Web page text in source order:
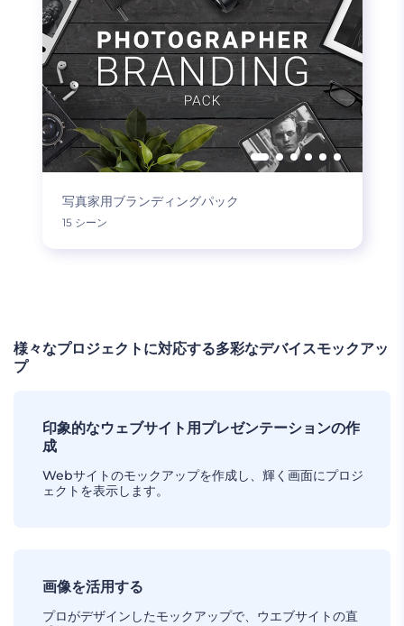
写真家用ブランディングパック
15 シーン
様々なプロジェクトに対応する多彩なデバイスモックアッ
プ
印象的なウェブサイト用プレゼンテーションの作
成
Webサイトのモックアップを作成し、輝く画面にプロジ
ェクトを表示します。
画像を活用する
プロがデザインしたモックアップで、ウエブサイトの直